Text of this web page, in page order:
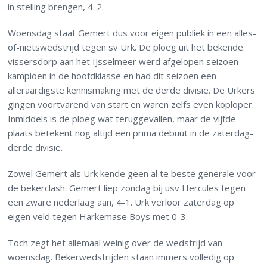
in stelling brengen, 4-2.
Woensdag staat Gemert dus voor eigen publiek in een alles-
of-nietswedstrijd tegen sv Urk. De ploeg uit het bekende
vissersdorp aan het IJsselmeer werd afgelopen seizoen
kampioen in de hoofdklasse en had dit seizoen een
alleraardigste kennismaking met de derde divisie. De Urkers
gingen voortvarend van start en waren zelfs even koploper.
Inmiddels is de ploeg wat teruggevallen, maar de vijfde
plaats betekent nog altijd een prima debuut in de zaterdag-
derde divisie.
Zowel Gemert als Urk kende geen al te beste generale voor
de bekerclash. Gemert liep zondag bij usv Hercules tegen
een zware nederlaag aan, 4-1. Urk verloor zaterdag op
eigen veld tegen Harkemase Boys met 0-3.
Toch zegt het allemaal weinig over de wedstrijd van
woensdag. Bekerwedstrijden staan immers volledig op